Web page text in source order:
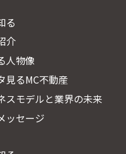
る
介
人物像
見るMC不動産
スモデルと業界の未来
ッセージ